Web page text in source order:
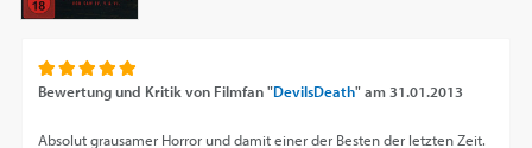
Bewertung und Kritik von Filmfan "DevilsDeath"am 31.01.2013
Absolut grausamer Horror und damit einer der Besten der letzten Zeit.